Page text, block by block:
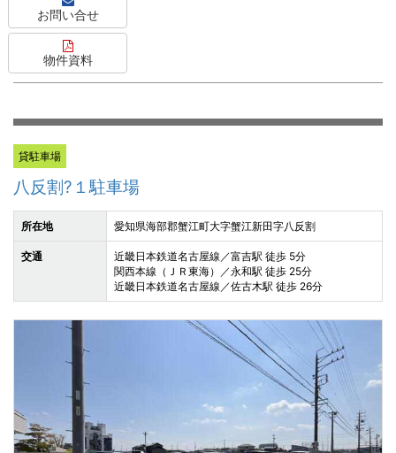
お問い合せ
物件資料
貸駐車場
八反割?１駐車場
所在地 愛知県海部郡蟹江町大字蟹江新田字八反割
交通
近畿日本鉄道名古屋線／富吉駅 徒歩 5分
関西本線（ＪＲ東海）／永和駅 徒歩 25分
近畿日本鉄道名古屋線／佐古木駅 徒歩 26分